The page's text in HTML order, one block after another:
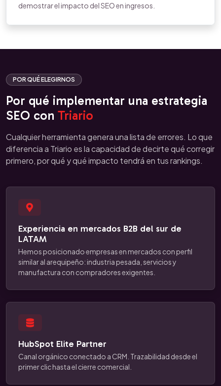
demostrar el impacto del SEO en ingresos.
POR QUÉ ELEGIRNOS
Por qué implementar una estrategia
SEO con Triario
Cualquier herramienta genera una lista de errores. Lo que
diferencia a Triario es la capacidad de decirte qué corregir
primero, por qué y qué impacto tendrá en tus rankings.
Experiencia en mercados B2B del sur de
LATAM
Hemos posicionado empresas en mercados con perfil
similar al arequipeño: industria pesada, servicios y
manufactura con compradores exigentes.
HubSpot Elite Partner
Canal orgánico conectado a CRM. Trazabilidad desde el
primer clic hasta el cierre comercial.